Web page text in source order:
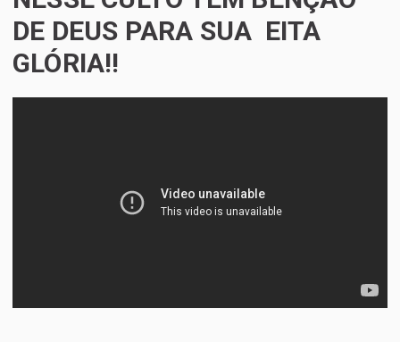
DE DEUS PARA SUA ‍‍ EITA
GLÓRIA!!